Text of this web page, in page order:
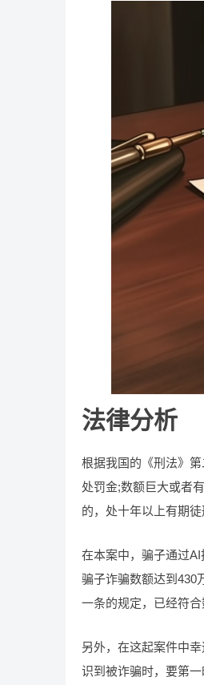
法律分析
根据我国的《刑法》
处罚金;数额巨大或者
的，处十年以上有期
在本案中，骗子通过
骗子诈骗数额达到430
一条的规定，已经符合
另外，在这起案件中
识到被诈骗时，要第一